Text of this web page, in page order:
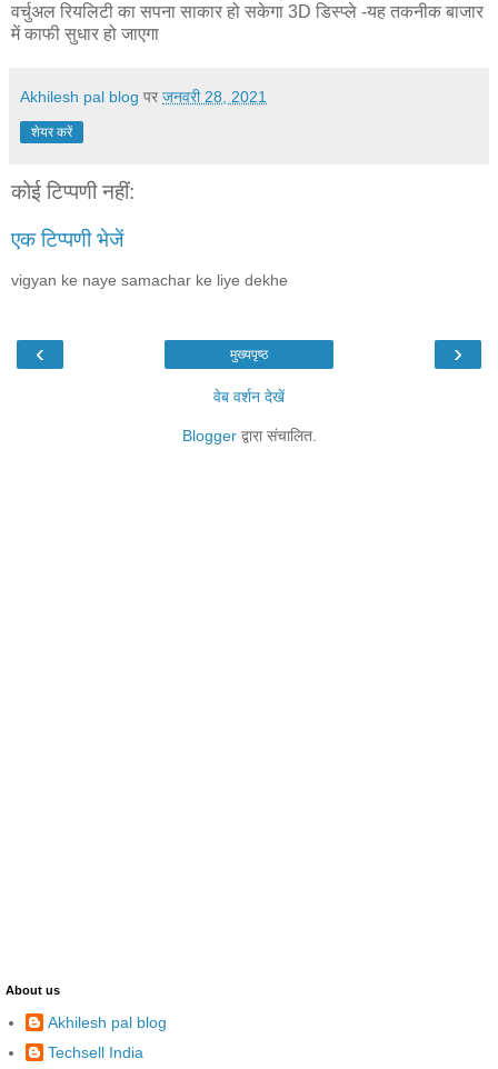
वर्चुअल रियलिटी का सपना साकार हो सकेगा 3D डिस्प्ले -यह तकनीक बाजार
में काफी सुधार हो जाएगा
Akhilesh pal blog पर जनवरी 28, 2021
शेयर करें
कोई टिप्पणी नहीं:
एक टिप्पणी भेजें
vigyan ke naye samachar ke liye dekhe
‹ ›
मुख्यपृष्ठ
वेब वर्शन देखें
Bloggerद्वारा संचालित.
About us
Akhilesh pal blog
Techsell India